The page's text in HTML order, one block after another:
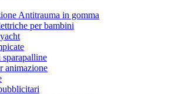
Antitrauma in gomma
per bambini
animazione